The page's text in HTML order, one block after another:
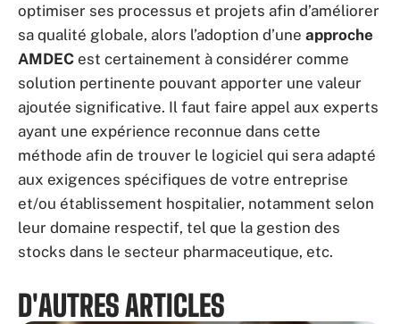
optimiser ses processus et projets afin d’améliorer
sa qualité globale, alors l’adoption d’une approche
AMDEC est certainement à considérer comme
solution pertinente pouvant apporter une valeur
ajoutée significative. Il faut faire appel aux experts
ayant une expérience reconnue dans cette
méthode afin de trouver le logiciel qui sera adapté
aux exigences spécifiques de votre entreprise
et/ou établissement hospitalier, notamment selon
leur domaine respectif, tel que la gestion des
stocks dans le secteur pharmaceutique, etc.
D'AUTRES ARTICLES